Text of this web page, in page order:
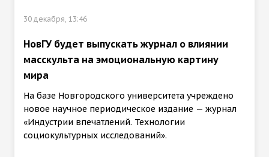
30 декабря, 13:46
НовГУ будет выпускать журнал о влиянии
масскульта на эмоциональную картину
мира
На базе Новгородского университета учреждено
новое научное периодическое издание — журнал
«Индустрии впечатлений. Технологии
социокультурных исследований».